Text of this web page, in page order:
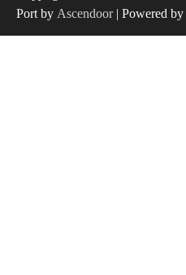
Port by Ascendoor| Powered by